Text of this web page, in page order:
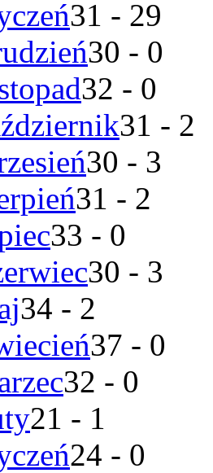
31 - 29
30 - 0
32 - 0
31 - 2
30 - 3
31 - 2
33 - 0
30 - 3
34 - 2
37 - 0
32 - 0
21 - 1
24 - 0